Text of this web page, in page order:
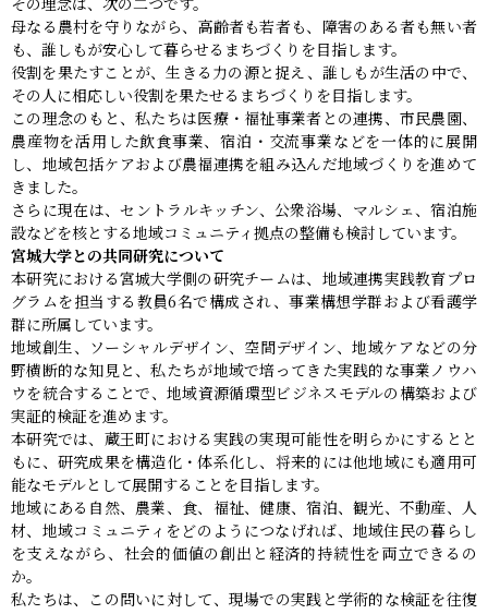
母なる農村を守りながら、高齢者も若者も、障害のある者も無い者
も、誰しもが安心して暮らせるまちづくりを目指します。
役割を果たすことが、生きる力の源と捉え、誰しもが生活の中で、
その人に相応しい役割を果たせるまちづくりを目指します。
この理念のもと、私たちは医療・福祉事業者との連携、市民農園、
農産物を活用した飲食事業、宿泊・交流事業などを一体的に展開
し、地域包括ケアおよび農福連携を組み込んだ地域づくりを進めて
きました。
さらに現在は、セントラルキッチン、公衆浴場、マルシェ、宿泊施
設などを核とする地域コミュニティ拠点の整備も検討しています。
宮城大学との共同研究について
本研究における宮城大学側の研究チームは、地域連携実践教育プロ
グラムを担当する教員6名で構成され、事業構想学群および看護学
群に所属しています。
地域創生、ソーシャルデザイン、空間デザイン、地域ケアなどの分
野横断的な知見と、私たちが地域で培ってきた実践的な事業ノウハ
ウを統合することで、地域資源循環型ビジネスモデルの構築および
実証的検証を進めます。
本研究では、蔵王町における実践の実現可能性を明らかにするとと
もに、研究成果を構造化・体系化し、将来的には他地域にも適用可
能なモデルとして展開することを目指します。
地域にある自然、農業、食、福祉、健康、宿泊、観光、不動産、人
材、地域コミュニティをどのようにつなげれば、地域住民の暮らし
を支えながら、社会的価値の創出と経済的持続性を両立できるの
か。
私たちは、この問いに対して、現場での実践と学術的な検証を往復